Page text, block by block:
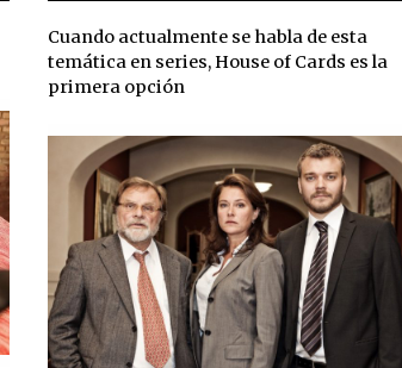
Cuando actualmente se habla de esta
temática en series, House of Cards es la
primera opción